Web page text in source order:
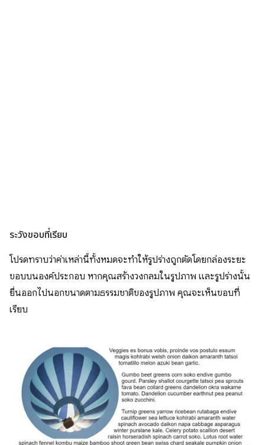
ระวังขอบที่เรียบ
โปรดทราบว่าค่าเหล่านี้ทั้งหมดจะทำให้รูปร่างถูกตัดโดยกล่องระยะ
ขอบบนองค์ประกอบ หากคุณสร้างวงกลมในรูปภาพ และรูปร่างนั้น
ยื่นออกไปนอกขนาดตามธรรมชาติของรูปภาพ คุณจะเห็นขอบที่
เรียบ